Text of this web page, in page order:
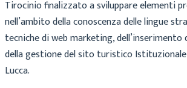
Tirocinio finalizzato a sviluppare elementi
nell’ambito della conoscenza delle lingue
tecniche di web marketing,
della gestione del sito turistico Istituzionale
Lucca.